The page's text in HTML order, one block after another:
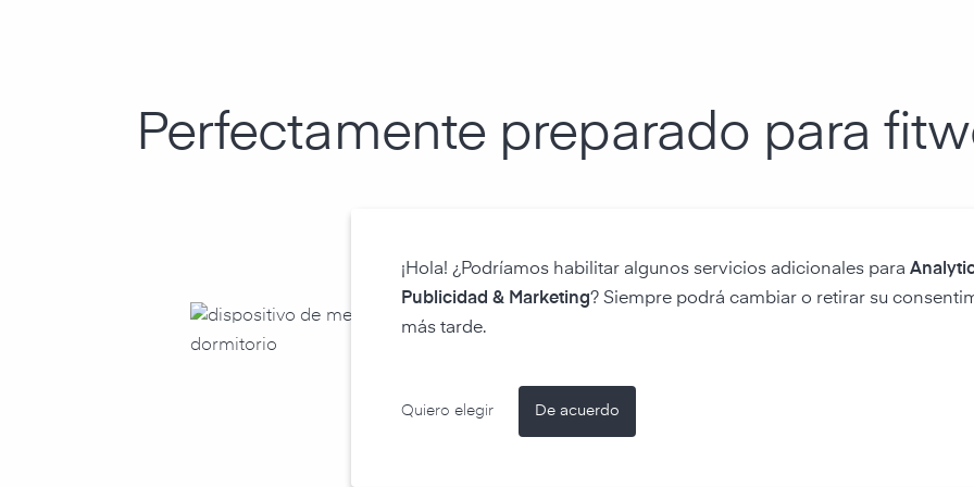
Perfectamente preparado para
Con la ayuda del cuadro de
valores medidos también
presentarse fácilmente para
certificación sean visibles
¡Hola! ¿Podríamos habilitar algunos servicios adicionales para
Publicidad & Marketing? Siempre podrá cambiar o retirar su
más tarde.
Quiero elegir De acuerdo